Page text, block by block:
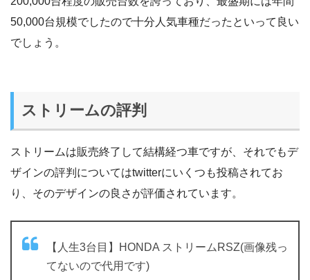
50,000台規模でしたので十分人気車種だったといって良い
でしょう。
ストリームの評判
ストリームは販売終了して結構経つ車ですが、それでもデ
ザインの評判についてはtwitterにいくつも投稿されてお
り、そのデザインの良さが評価されています。
【人生3台目】HONDA ストリームRSZ(画像残っ
てないので代用です)